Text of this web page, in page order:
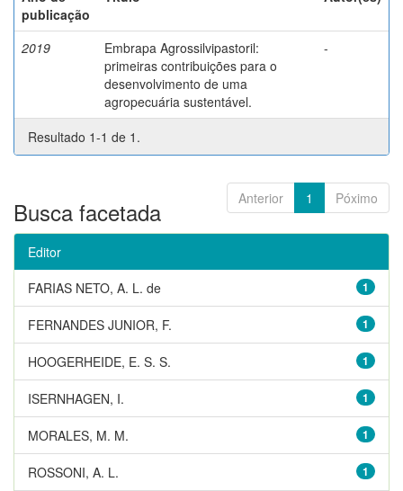
publicação
2019
Embrapa Agrossilvipastoril:
primeiras contribuições para o
desenvolvimento de uma
agropecuária sustentável.
-
Resultado 1-1 de 1.
Anterior 1 Póximo
Busca facetada
Editor
1
FARIAS NETO, A. L. de
1
FERNANDES JUNIOR, F.
1
HOOGERHEIDE, E. S. S.
1
ISERNHAGEN, I.
1
MORALES, M. M.
1
ROSSONI, A. L.